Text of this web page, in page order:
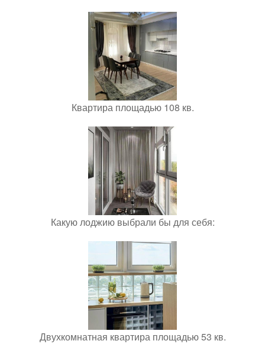
Квартира площадью 108 кв.
Какую лоджию выбрали бы для себя:
Двухкомнатная квартира площадью 53 кв.